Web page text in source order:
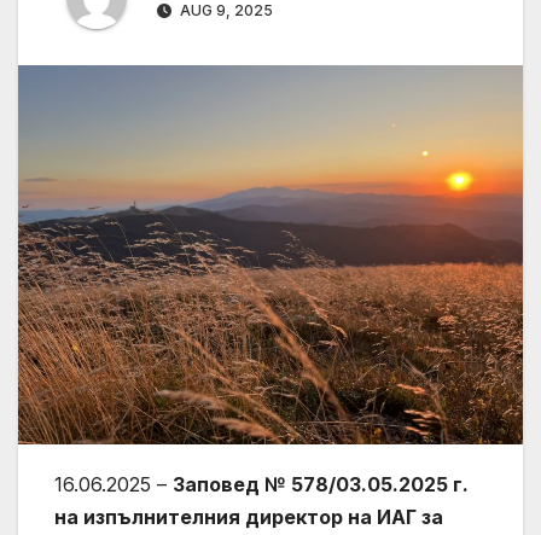
AUG 9, 2025
16.06.2025 – Заповед № 578/03.05.2025 г.
на изпълнителния директор на ИАГ за